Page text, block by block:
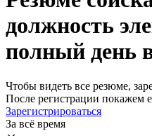
должность
полный день
Чтобы видеть все резюме,
После регистрации покажем
Зарегистрироваться
За всё время